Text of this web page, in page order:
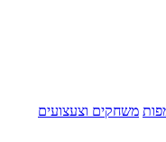
משחקים וצעצועים